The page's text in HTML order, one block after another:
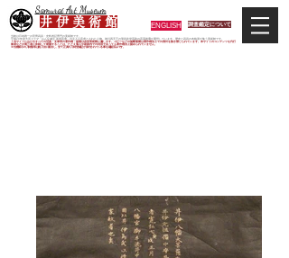
Samurai Art Museum
井 伊 美 術 館 ENGLISH 調査鑑定について
当館は日本唯一の甲冑武具・史料考証専門の美術館です。
平成29年度大河ドラマ「おんな城主 井伊直虎」の主人公直虎とされた人物、徳川四天王の筆頭井伊直政の直系後裔が運営しています。歴史と武具の本格派が集う美術館です。
＊当サイトにおけるすべての写真・文章等の著作権・版権は井伊美術館に属します。コピーなどの無断複製は著作権法上での例外を除き禁じられています。本サイトのコンテンツを代行
業者などの第三者に依頼して複製することは、たとえ個人や家庭内での利用であっても著作権法上認められていません。
※当館展示の刀剣類等は銃刀法に遵法し、​全て正真の刀剣登録証が添付されている事を確認済みです。